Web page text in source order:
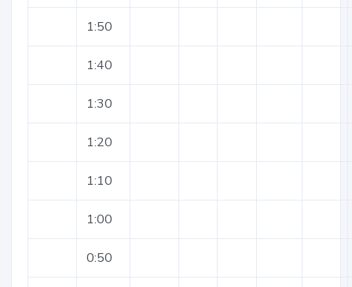
1:50
1:40
1:30
1:20
1:10
1:00
0:50